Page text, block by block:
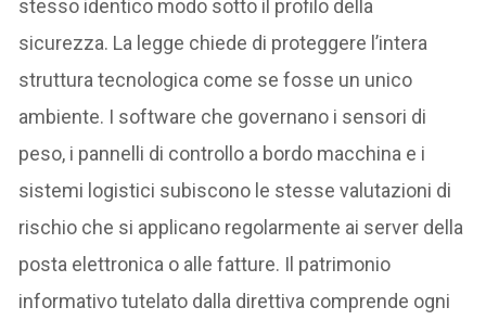
stesso identico modo sotto il profilo della
sicurezza. La legge chiede di proteggere l’intera
struttura tecnologica come se fosse un unico
ambiente. I software che governano i sensori di
peso, i pannelli di controllo a bordo macchina e i
sistemi logistici subiscono le stesse valutazioni di
rischio che si applicano regolarmente ai server della
posta elettronica o alle fatture. Il patrimonio
informativo tutelato dalla direttiva comprende ogni